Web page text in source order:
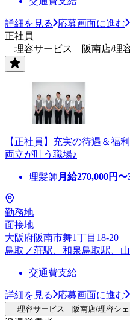
詳細を見る
応募画面に進む
正社員
理容サービス 阪南店/理
【正社員】充実の待遇＆福
両立が叶う職場♪
理髪師 月給270,000円〜
勤務地
面接地
大阪府阪南市舞1丁目18-20
鳥取ノ荘駅、和泉鳥取駅、
交通費支給
詳細を見る 応募画面に進む
理容サービス 阪南店/理容シェ